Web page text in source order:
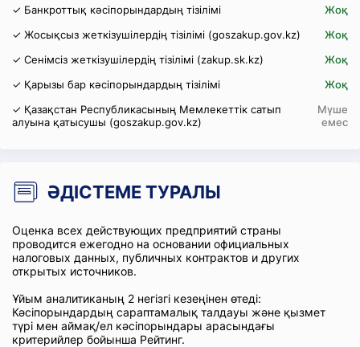
✓ Банкроттық кәсіпорындардың тізілімі
Жоқ
✓ Жосықсыз жеткізушілердің тізілімі (goszakup.gov.kz)
Жоқ
✓ Сенімсіз жеткізушілердің тізілімі (zakup.sk.kz)
Жоқ
✓ Қарызы бар кәсіпорындардың тізілімі
Жоқ
✓ Қазақстан Республикасының Мемлекеттік сатып
алуына қатысушы (goszakup.gov.kz)
Мүше
емес
ӘДІСТЕМЕ ТУРАЛЫ
Оценка всех действующих предприятий страны
проводится ежегодно на основании официальных
налоговых данных, публичных контрактов и других
открытых источников.
Ұйым аналитиканың 2 негізгі кезеңінен өтеді:
Кәсіпорындардың сараптамалық талдауы және қызмет
түрі мен аймақ/ел кәсіпорындары арасындағы
критерийлер бойынша Рейтинг.